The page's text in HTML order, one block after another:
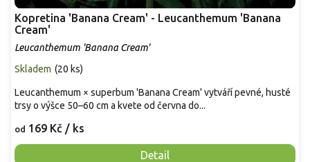
Kopretina 'Banana Cream' - Leucanthemum 'Banana
Cream'
Leucanthemum 'Banana Cream'
Skladem (20 ks)
od 169 Kč / ks
Detail
Leucanthemum × superbum 'Banana Cream' vytváří pevné, husté
trsy o výšce 50–60 cm a kvete od června do...